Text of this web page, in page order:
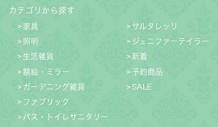
カテゴリから探す
家具
照明
生活雑貨
額絵・ミラー
ガーデニング雑貨
ファブリック
バス・トイレサニタリー
サルタレッリ
ジェニファーテイラー
新着
予約商品
SALE